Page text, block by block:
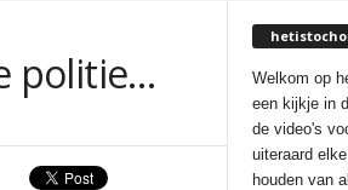
politie…
Welkom op
een kijkje in
de video's
uiteraard
houden van